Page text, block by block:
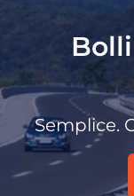
Semplice.